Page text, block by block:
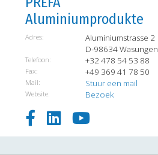
Aluminiumprodukte
Adres:
Aluminiumstrasse 2
D-98634 Wasungen
Telefoon: +32 478 54 53 88
Fax: +49 369 41 78 50
Mail: Stuur een mail
Website: Bezoek